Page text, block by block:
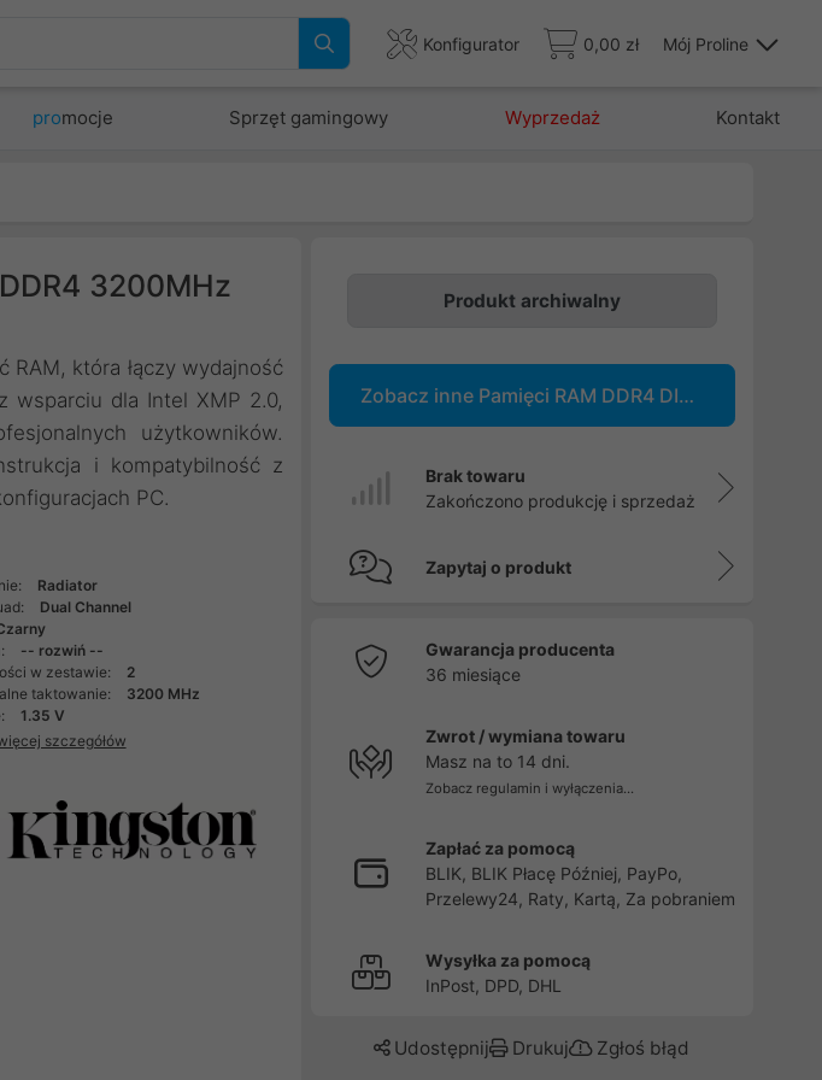
Konfigurator 0,00 zł Mój Proline
promocje Sprzęt gamingowy Wyprzedaż Kontakt
3200MHz
RAM, która łączy wydajność
wsparciu dla Intel XMP 2.0,
użytkowników.
i kompatybilność z
PC.
Radiator
Dual Channel
-- rozwiń --
w zestawie:
2
taktowanie:
3200 MHz
1.35 V
szczegółów
Produkt archiwalny
Zobacz inne Pamięci RAM DDR4 DIMM
Brak towaru
Zakończono produkcję i sprzedaż
Zapytaj o produkt
Gwarancja producenta
36 miesiące
Zwrot / wymiana towaru
Masz na to 14 dni.
Zobacz regulamin i wyłączenia...
Zapłać za pomocą
BLIK, BLIK Płacę Później, PayPo,
Przelewy24, Raty, Kartą, Za pobraniem
Wysyłka za pomocą
InPost, DPD, DHL
Udostępnij Drukuj Zgłoś błąd